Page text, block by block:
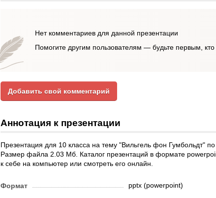
Нет комментариев для данной презентации
Помогите другим пользователям — будьте первым,
Добавить свой комментарий
Аннотация к презентации
Презентация для 10 класса на тему "Вильгель фон Гумбольдт"
Размер файла 2.03 Мб. Каталог презентаций в формате
к себе на компьютер или смотреть его онлайн.
Формат pptx (powerpoint)